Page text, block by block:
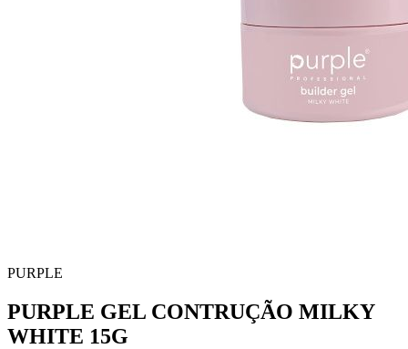
PURPLE
PURPLE GEL CONTRUÇÃO MILKY
WHITE 15G